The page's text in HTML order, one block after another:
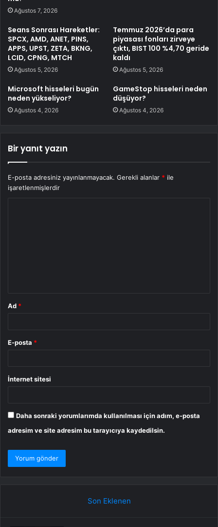
Ağustos 7, 2026
Seans Sonrası Hareketler:
SPCX, AMD, ANET, PINS,
APPS, UPST, ZETA, BKNG,
LCID, CPNG, MTCH
Ağustos 5, 2026
Temmuz 2026’da para
piyasası fonları zirveye
çıktı, BIST 100 %4,70 geride
kaldı
Ağustos 5, 2026
Microsoft hisseleri bugün
neden yükseliyor?
Ağustos 4, 2026
GameStop hisseleri neden
düşüyor?
Ağustos 4, 2026
Bir yanıt yazın
E-posta adresiniz yayınlanmayacak. Gerekli alanlar * ile
işaretlenmişlerdir
Ad *
E-posta *
İnternet sitesi
Daha sonraki yorumlarımda kullanılması için adım, e-posta
adresim ve site adresim bu tarayıcıya kaydedilsin.
Son Eklenen